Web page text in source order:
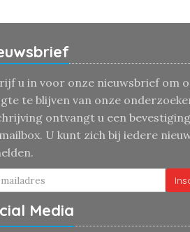
u in voor onze nieuwsbrief om
te blijven van onze
ontvangt u een
U kunt zich bij iedere
Media